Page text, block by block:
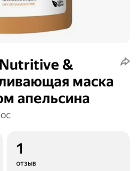
&
маска
апельсина
1
отзыв